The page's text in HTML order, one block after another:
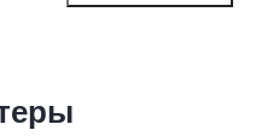
Фронтальная: ночной